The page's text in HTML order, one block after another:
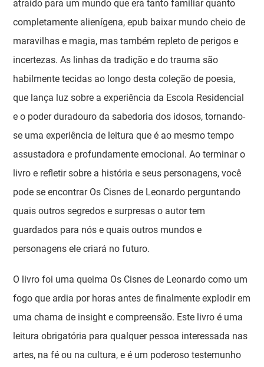
atraído para um mundo que era tanto familiar quanto
completamente alienígena, epub baixar mundo cheio de
maravilhas e magia, mas também repleto de perigos e
incertezas. As linhas da tradição e do trauma são
habilmente tecidas ao longo desta coleção de poesia,
que lança luz sobre a experiência da Escola Residencial
e o poder duradouro da sabedoria dos idosos, tornando-
se uma experiência de leitura que é ao mesmo tempo
assustadora e profundamente emocional. Ao terminar o
livro e refletir sobre a história e seus personagens, você
pode se encontrar Os Cisnes de Leonardo perguntando
quais outros segredos e surpresas o autor tem
guardados para nós e quais outros mundos e
personagens ele criará no futuro.
O livro foi uma queima Os Cisnes de Leonardo como um
fogo que ardia por horas antes de finalmente explodir em
uma chama de insight e compreensão. Este livro é uma
leitura obrigatória para qualquer pessoa interessada nas
artes, na fé ou na cultura, e é um poderoso testemunho